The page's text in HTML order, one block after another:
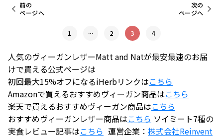
1
前の
ページへ
... 2 3 4
次の
ページへ
人気のヴィーガンレザーMatt and Natが最安最速のお届
けで買える公式ページは
初回最大15%オフになるiHerbリンクはこちら
Amazonで買えるおすすめヴィーガン商品はこちら
楽天で買えるおすすめヴィーガン商品はこちら
おすすめヴィーガンレザー商品はこちら ソイミート7種の
実食レビュー記事はこちら 運営企業： 株式会社Reinvent